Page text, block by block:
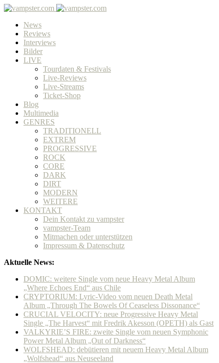
News
Reviews
Interviews
Bilder
LIVE
Tourdaten & Festivals
Live-Reviews
Live-Streams
Ticket-Shop
Blog
Multimedia
GENRES
TRADITIONELL
EXTREM
PROGRESSIVE
ROCK
CORE
DARK
DIRT
MODERN
WEITERE
KONTAKT
Dein Kontakt zu vampster
vampster-Team
Mitmachen oder unterstützen
Impressum & Datenschutz
Aktuelle News:
DOMIC: weitere Single vom neue Heavy Metal Album
„Where Echoes End“ aus Chile
CRYPTORIUM: Lyric-Video vom neuen Death Metal
Album „Through The Bowels Of Ceaseless Dissonance“
CRUCIAL VELOCITY: neue Progressive Heavy Metal
Single „The Harvest“ mit Fredrik Akesson (OPETH) als Gast
VALKYRIE’S FIRE: zweite Single vom neuen Symphonic
Power Metal Album „Out of Darkness“
WOLFSHEAD: debütieren mit neuem Heavy Metal Album
„Wolfshead“ aus Neuseeland